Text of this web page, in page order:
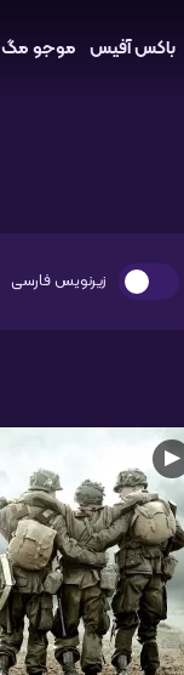
باکس آفیس موجو مگ
زیرنویس فارسی
▶